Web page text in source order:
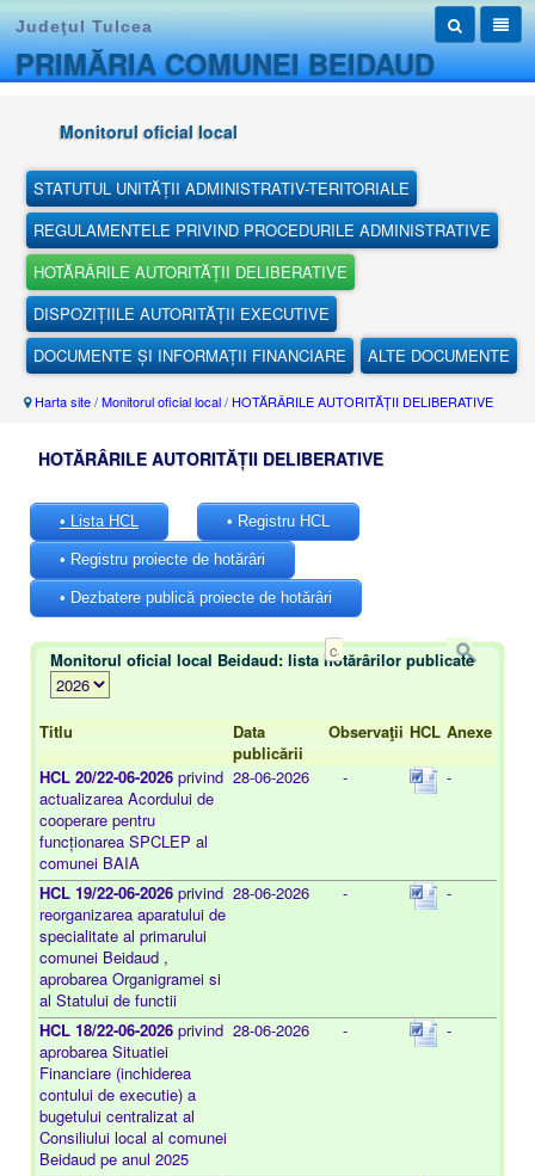
Judeţul Tulcea
PRIMĂRIA COMUNEI BEIDAUD
Monitorul oficial local
STATUTUL UNITĂȚII ADMINISTRATIV-TERITORIALE
REGULAMENTELE PRIVIND PROCEDURILE ADMINISTRATIVE
HOTĂRÂRILE AUTORITĂȚII DELIBERATIVE
DISPOZIȚIILE AUTORITĂȚII EXECUTIVE
DOCUMENTE ȘI INFORMAȚII FINANCIARE
ALTE DOCUMENTE
Harta site/Monitorul oficial local/ HOTĂRÂRILE AUTORITĂȚII DELIBERATIVE
HOTĂRÂRILE AUTORITĂȚII DELIBERATIVE
• Lista HCL • Registru HCL
• Registru proiecte de hotărâri
• Dezbatere publică proiecte de hotărâri
Monitorul oficial local Beidaud: lista hotărârilor publicate
Titlu
Data
publicării
Observaţii HCL Anexe
HCL 20/22-06-2026 privind
actualizarea Acordului de
cooperare pentru
funcționarea SPCLEP al
comunei BAIA
28-06-2026 - -
HCL 19/22-06-2026 privind
reorganizarea aparatului de
specialitate al primarului
comunei Beidaud ,
aprobarea Organigramei si
al Statului de functii
28-06-2026 - -
HCL 18/22-06-2026 privind
aprobarea Situatiei
Financiare (inchiderea
contului de executie) a
bugetului centralizat al
Consiliului local al comunei
Beidaud pe anul 2025
28-06-2026 - -